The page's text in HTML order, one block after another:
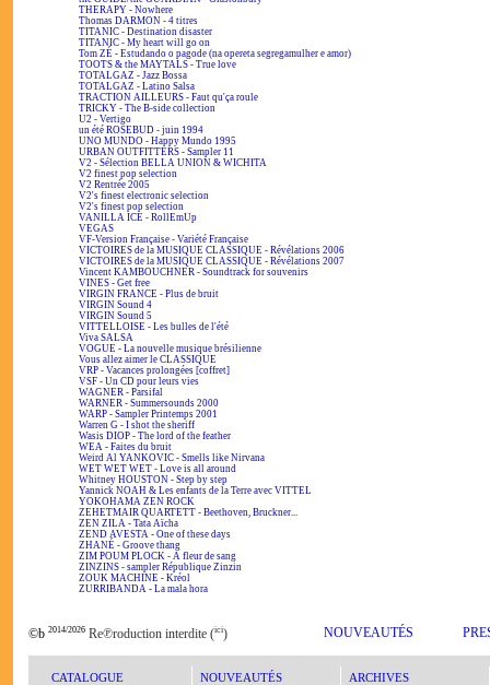
THERAPY - Nowhere
Thomas DARMON - 4 titres
TITANIC - Destination disaster
TITANIC - My heart will go on
Tom ZÉ - Estudando o pagode (na opereta segregamulher e amor)
TOOTS & the MAYTALS - True love
TOTALGAZ - Jazz Bossa
TOTALGAZ - Latino Salsa
TRACTION AILLEURS - Faut qu'ça roule
TRICKY - The B-side collection
U2 - Vertigo
un été ROSEBUD - juin 1994
UNO MUNDO - Happy Mundo 1995
URBAN OUTFITTERS - Sampler 11
V2 - Sélection BELLA UNION & WICHITA
V2 finest pop selection
V2 Rentrée 2005
V2's finest electronic selection
V2's finest pop selection
VANILLA ICE - RollEmUp
VEGAS
VF-Version Française - Variété Française
VICTOIRES de la MUSIQUE CLASSIQUE - Révélations 2006
VICTOIRES de la MUSIQUE CLASSIQUE - Révélations 2007
Vincent KAMBOUCHNER - Soundtrack for souvenirs
VINES - Get free
VIRGIN FRANCE - Plus de bruit
VIRGIN Sound 4
VIRGIN Sound 5
VITTELLOISE - Les bulles de l'été
Viva SALSA
VOGUE - La nouvelle musique brésilienne
Vous allez aimer le CLASSIQUE
VRP - Vacances prolongées [coffret]
VSF - Un CD pour leurs vies
WAGNER - Parsifal
WARNER - Summersounds 2000
WARP - Sampler Printemps 2001
Warren G - I shot the sheriff
Wasis DIOP - The lord of the feather
WEA - Faites du bruit
Weird Al YANKOVIC - Smells like Nirvana
WET WET WET - Love is all around
Whitney HOUSTON - Step by step
Yannick NOAH & Les enfants de la Terre avec VITTEL
YOKOHAMA ZEN ROCK
ZEHETMAIR QUARTETT - Beethoven, Bruckner...
ZEN ZILA - Tata Aïcha
ZEND AVESTA - One of these days
ZHANÉ - Groove thang
ZIM POUM PLOCK - A fleur de sang
ZINZINS - sampler République Zinzin
ZOUK MACHINE - Kréol
ZURRIBANDA - La mala hora
©b 2014/2026 Re℗roduction interdite (ici) NOUVEAUTÉS
CATALOGUE NOUVEAUTÉS ARCHIVES